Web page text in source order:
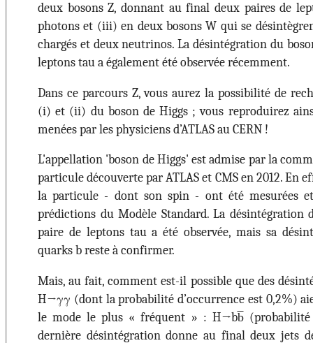
deux bosons Z, donnant au final deux paires de
photons et (iii) en deux bosons W qui se
chargés et deux neutrinos. La désintégration du
leptons tau a également été observée récemment.
Dans ce parcours Z, vous aurez la possibilité de
(i) et (ii) du boson de Higgs ; vous reproduirez
menées par les physiciens d’ATLAS au CERN !
L'appellation 'boson de Higgs' est admise par la
particule découverte par ATLAS et CMS en 2012. En
la particule - dont son spin - ont été mesurées
prédictions du Modèle Standard. La désintégration
paire de leptons tau a été observée, mais sa
quarks b reste à confirmer.
Mais, au fait, comment est-il possible que des
H→γγ (dont la probabilité d’occurrence est 0,2%)
le mode le plus « fréquent » : H→bb̅
dernière désintégration donne au final deux jets